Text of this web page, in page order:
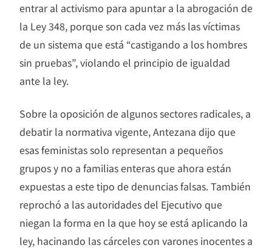
entrar al activismo para apuntar a la abrogación de
la Ley 348, porque son cada vez más las víctimas
de un sistema que está “castigando a los hombres
sin pruebas”, violando el principio de igualdad
ante la ley.
Sobre la oposición de algunos sectores radicales, a
debatir la normativa vigente, Antezana dijo que
esas feministas solo representan a pequeños
grupos y no a familias enteras que ahora están
expuestas a este tipo de denuncias falsas. También
reprochó a las autoridades del Ejecutivo que
niegan la forma en la que hoy se está aplicando la
ley, hacinando las cárceles con varones inocentes a